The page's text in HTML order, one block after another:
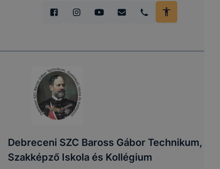
Debreceni SZC Baross Gábor Technikum,
Szakképző Iskola és Kollégium